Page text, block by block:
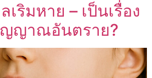
ริมหาย – เป็นเรื่อง
ญาณอันตราย?